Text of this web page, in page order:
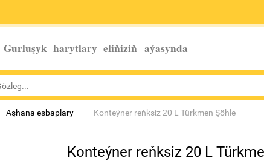
Gurluşyk harytlary eliňiziň aýasynda
Aşhana esbaplary Konteýner reňksiz 20 L Türkmen Şöhle
Konteýner reňksiz 20 L